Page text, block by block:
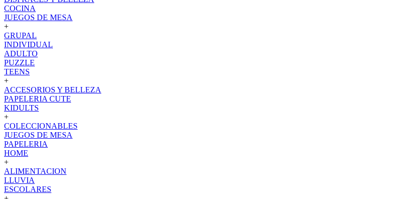
COCINA
JUEGOS DE MESA
+
GRUPAL
INDIVIDUAL
ADULTO
PUZZLE
TEENS
+
ACCESORIOS Y BELLEZA
PAPELERIA CUTE
KIDULTS
+
COLECCIONABLES
JUEGOS DE MESA
PAPELERIA
HOME
+
ALIMENTACION
LLUVIA
ESCOLARES